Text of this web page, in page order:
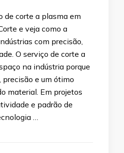
de corte a plasma em
e veja como a
com precisão,
O serviço de corte a
na indústria porque
e um ótimo
material. Em projetos
e padrão de
…